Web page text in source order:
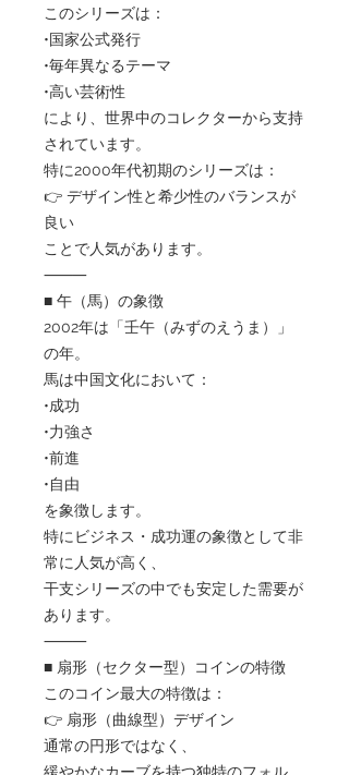
このシリーズは：
•国家公式発行
•毎年異なるテーマ
•高い芸術性
により、世界中のコレクターから支持
されています。
特に2000年代初期のシリーズは：
👉 デザイン性と希少性のバランスが
良い
ことで人気があります。
⸻
■ 午（馬）の象徴
2002年は「壬午（みずのえうま）」
の年。
馬は中国文化において：
•成功
•力強さ
•前進
•自由
を象徴します。
特にビジネス・成功運の象徴として非
常に人気が高く、
干支シリーズの中でも安定した需要が
あります。
⸻
■ 扇形（セクター型）コインの特徴
このコイン最大の特徴は：
👉 扇形（曲線型）デザイン
通常の円形ではなく、
緩やかなカーブを持つ独特のフォル